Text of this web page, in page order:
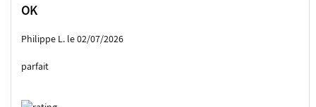
OK
Philippe L. le 02/07/2026
parfait